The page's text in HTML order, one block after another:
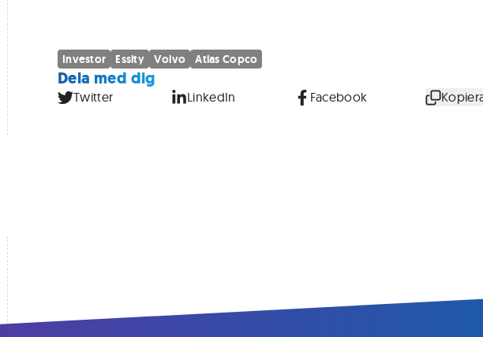
Investor Essity Volvo Atlas Copco
Dela med dig
Twitter LinkedIn Facebook